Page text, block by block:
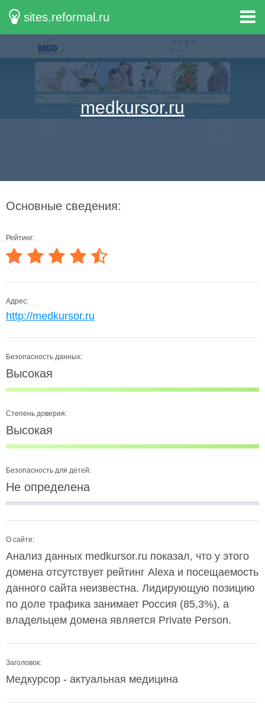
sites.reformal.ru
medkursor.ru
Основные сведения:
Рейтинг:
Адрес:
http://medkursor.ru
Безопасность данных:
Высокая
Степень доверия:
Высокая
Безопасность для детей:
Не определена
О сайте:
Анализ данных medkursor.ru показал, что у этого
домена отсутствует рейтинг Alexa и посещаемость
данного сайта неизвестна. Лидирующую позицию
по доле трафика занимает Россия (85,3%), а
владельцем домена является Private Person.
Заголовок:
Медкурсор - актуальная медицина